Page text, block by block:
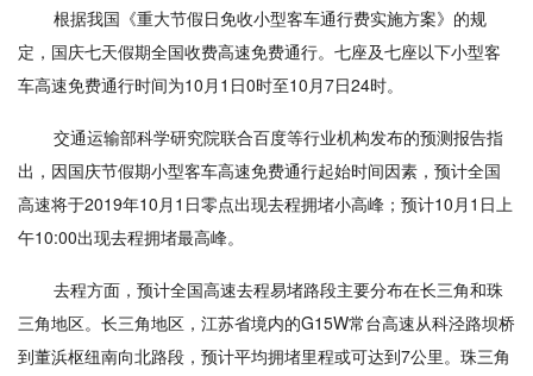
根据我国《重大节假日免收小型客车通行费实施方案》的规
定，国庆七天假期全国收费高速免费通行。七座及七座以下小型客
车高速免费通行时间为10月1日0时至10月7日24时。
交通运输部科学研究院联合百度等行业机构发布的预测报告指
出，因国庆节假期小型客车高速免费通行起始时间因素，预计全国
高速将于2019年10月1日零点出现去程拥堵小高峰；预计10月1日上
午10:00出现去程拥堵最高峰。
去程方面，预计全国高速去程易堵路段主要分布在长三角和珠
三角地区。长三角地区，江苏省境内的G15W常台高速从科泾路坝桥
到董浜枢纽南向北路段，预计平均拥堵里程或可达到7公里。珠三角